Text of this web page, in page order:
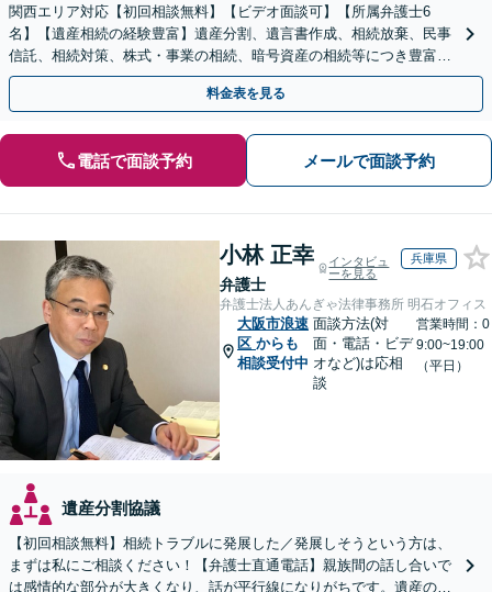
関西エリア対応【初回相談無料】【ビデオ面談可】【所属弁護士6
名】【遺産相続の経験豊富】遺産分割、遺言書作成、相続放棄、民事
信託、相続対策、株式・事業の相続、暗号資産の相続等につき豊富な
対応実績。【バリアフリー】【完全個室対応】
料金表を見る
電話で面談予約 メールで面談予約
小林 正幸
弁護士
インタビュ
ーを見る
兵庫県
弁護士法人あんぎゃ法律事務所 明石オフィス
大阪市浪速
区 からも
相談受付中
面談方法(対
面・電話・ビデ
オなど)は応相
談
営業時間：0
9:00~19:00
（平日）
遺産分割協議
【初回相談無料】相続トラブルに発展した／発展しそうという方は、
まずは私にご相談ください！【弁護士直通電話】親族間の話し合いで
は感情的な部分が大きくなり、話が平行線になりがちです。遺産の使